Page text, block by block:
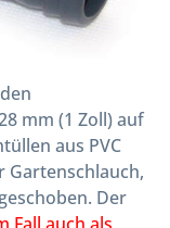
mm (1 Zoll) auf
aus PVC
Gartenschlauch,
Der